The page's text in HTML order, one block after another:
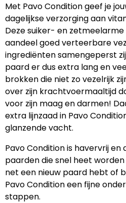
Met Pavo Condition geef je
dagelijkse verzorging aan
Deze suiker- en
aandeel goed verteerbare
ingrediënten samengeperst
paard er dus extra lang en
brokken die niet zo vezelrijk
over zijn krachtvoermaaltijd
voor zijn maag en darmen!
extra lijnzaad in Pavo
glanzende vacht.
Pavo Condition is havervrij
paarden die snel heet
net een nieuw paard hebt of
Pavo Condition een fijne
stappen.